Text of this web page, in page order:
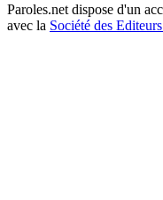
Paroles.net dispose d'un
avec la Société des